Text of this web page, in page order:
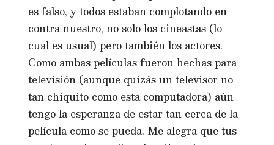
es falso, y todos estaban complotando en
contra nuestro, no solo los cineastas (lo
cual es usual) pero también los actores.
Como ambas películas fueron hechas para
televisión (aunque quizás un televisor no
tan chiquito como esta computadora) aún
tengo la esperanza de estar tan cerca de la
película como se pueda. Me alegra que tus